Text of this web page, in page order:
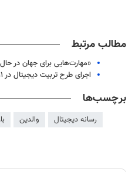
مطالب مرتبط
«مهارت‌هایی برای جهان در
اجرای طرح تربیت دیجیتال در ۱۱ استان کشور
برچسب‌ها
رسانه دیجیتال والدین